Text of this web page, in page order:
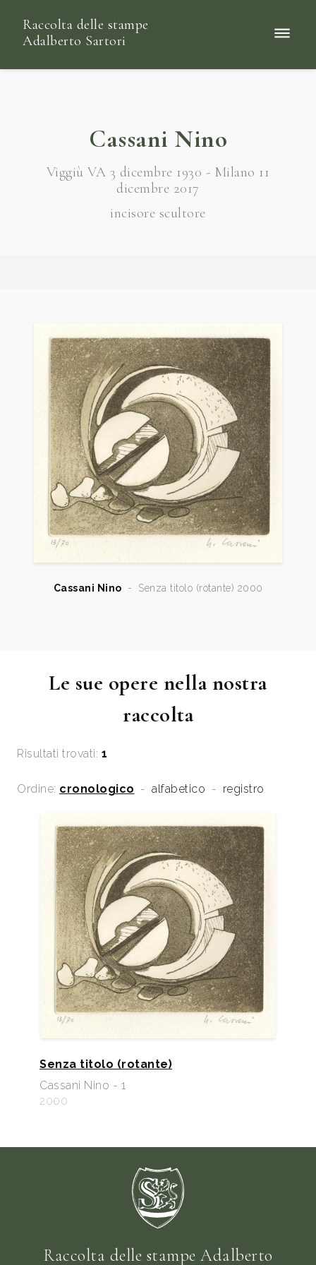
Raccolta delle stampe
Adalberto Sartori
Cassani Nino
Viggiù VA 3 dicembre 1930 - Milano 11
dicembre 2017
incisore scultore
Cassani Nino - Senza titolo (rotante) 2000
Le sue opere nella nostra
raccolta
Risultati trovati: 1
Ordine: cronologico - alfabetico - registro
Senza titolo (rotante)
Cassani Nino - 1
2000
Raccolta delle stampe Adalberto